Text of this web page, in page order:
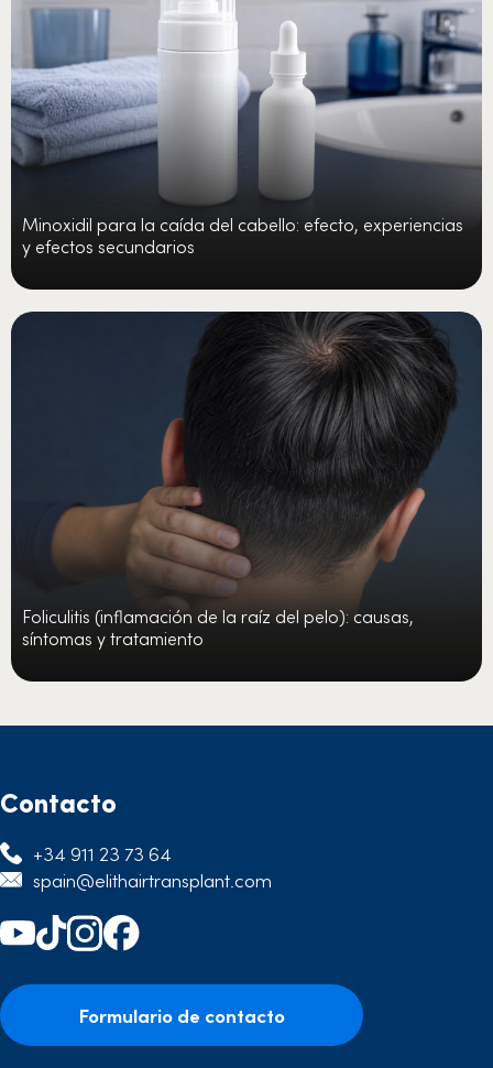
Minoxidil para la caída del cabello: efecto, experiencias
y efectos secundarios
Foliculitis (inflamación de la raíz del pelo): causas,
síntomas y tratamiento
Contacto
+34 911 23 73 64
spain@elithairtransplant.com
Formulario de contacto